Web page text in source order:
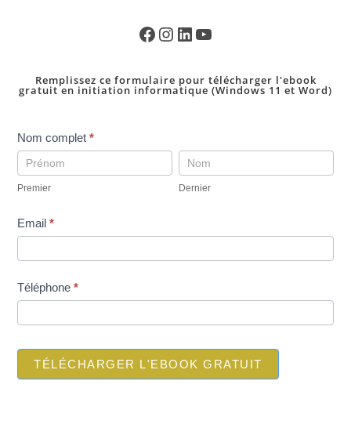
Remplissez ce formulaire pour télécharger l'ebook
gratuit en initiation informatique (Windows 11 et Word)
pop
up
telechargement
ebookINI-
Nom complet*
Premier
Premier
Dernier
Dernier
Email*
Téléphone*
TÉLÉCHARGER L'EBOOK GRATUIT